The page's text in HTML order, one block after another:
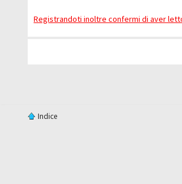
Registrandoti inoltre confermi di aver
Indice